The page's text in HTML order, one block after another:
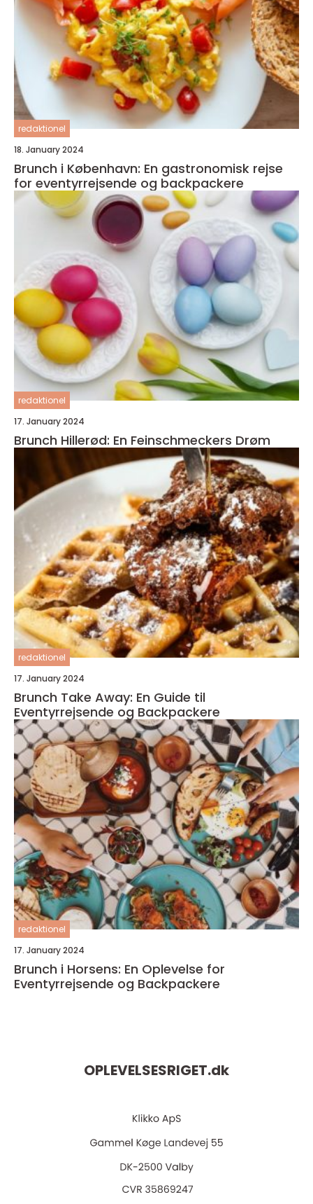
redaktionel
18. January 2024
Brunch i København: En gastronomisk rejse
for eventyrrejsende og backpackere
redaktionel
17. January 2024
Brunch Hillerød: En Feinschmeckers Drøm
redaktionel
17. January 2024
Brunch Take Away: En Guide til
Eventyrrejsende og Backpackere
redaktionel
17. January 2024
Brunch i Horsens: En Oplevelse for
Eventyrrejsende og Backpackere
OPLEVELSESRIGET.dk